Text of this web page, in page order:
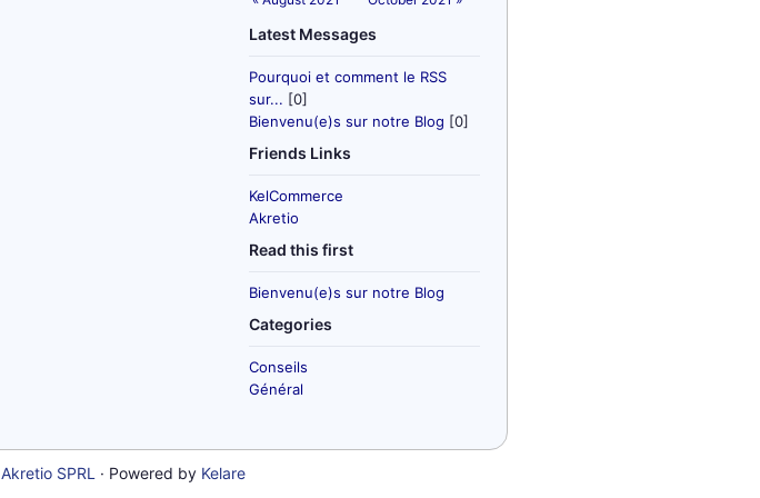
Latest Messages
Pourquoi et comment le RSS
sur... [0]
Bienvenu(e)s sur notre Blog [0]
Friends Links
KelCommerce
Akretio
Read this first
Bienvenu(e)s sur notre Blog
Categories
Conseils
Général
Akretio SPRL · Powered by Kelare